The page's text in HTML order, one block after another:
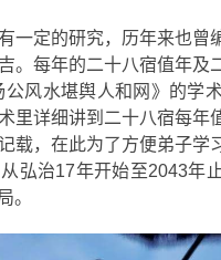
定的研究，历年来也曾
。每年的二十八宿值年及
风水堪舆人和网》的学
里详细讲到二十八宿每年
载，在此为了方便弟子学
弘治17年开始至2043年
。